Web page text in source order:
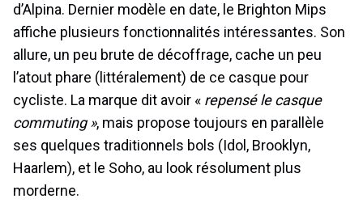
d’Alpina. Dernier modèle en date, le Brighton Mips
affiche plusieurs fonctionnalités intéressantes. Son
allure, un peu brute de décoffrage, cache un peu
l’atout phare (littéralement) de ce casque pour
cycliste. La marque dit avoir « repensé le casque
commuting », mais propose toujours en parallèle
ses quelques traditionnels bols (Idol, Brooklyn,
Haarlem), et le Soho, au look résolument plus
morderne.